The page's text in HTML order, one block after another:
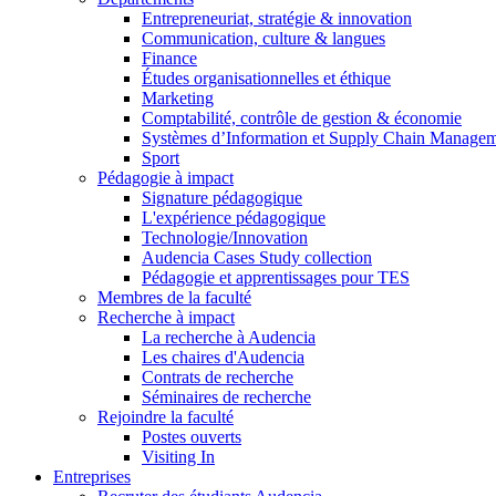
Entrepreneuriat, stratégie & innovation
Communication, culture & langues
Finance
Études organisationnelles et éthique
Marketing
Comptabilité, contrôle de gestion & économie
Systèmes d’Information et Supply Chain
Sport
Pédagogie à impact
Signature pédagogique
L'expérience pédagogique
Technologie/Innovation
Audencia Cases Study collection
Pédagogie et apprentissages pour TES
Membres de la faculté
Recherche à impact
La recherche à Audencia
Les chaires d'Audencia
Contrats de recherche
Séminaires de recherche
Rejoindre la faculté
Postes ouverts
Visiting In
Entreprises